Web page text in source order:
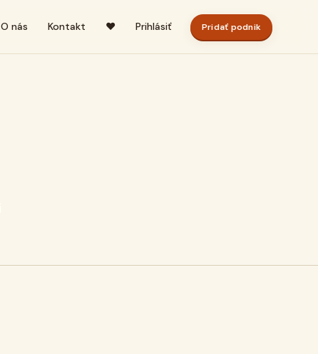
O nás Kontakt ♥ Prihlásiť Pridať podnik